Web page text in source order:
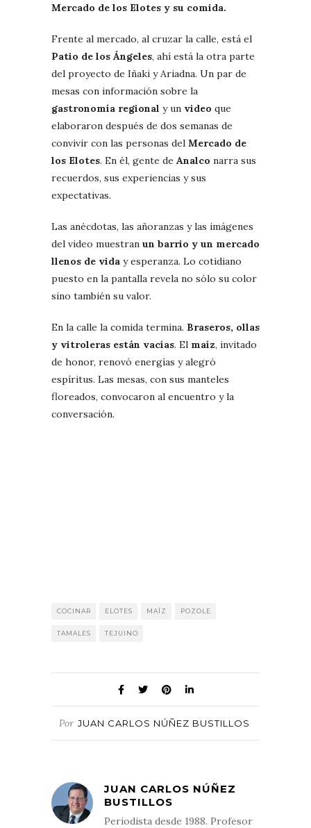
Mercado de los Elotes y su comida.
Frente al mercado, al cruzar la calle, está el
Patio de los Ángeles, ahí está la otra parte
del proyecto de Iñaki y Ariadna. Un par de
mesas con información sobre la
gastronomía regional y un video que
elaboraron después de dos semanas de
convivir con las personas del Mercado de
los Elotes. En él, gente de Analco narra sus
recuerdos, sus experiencias y sus
expectativas.
Las anécdotas, las añoranzas y las imágenes
del video muestran un barrio y un mercado
llenos de vida y esperanza. Lo cotidiano
puesto en la pantalla revela no sólo su color
sino también su valor.
En la calle la comida termina. Braseros, ollas
y vitroleras están vacías. El maíz, invitado
de honor, renovó energías y alegró
espíritus. Las mesas, con sus manteles
floreados, convocaron al encuentro y la
conversación.
COCINAR ELOTES MAÍZ POZOLE
TAMALES TEJUINO
Por JUAN CARLOS NÚÑEZ BUSTILLOS
JUAN CARLOS NÚÑEZ
BUSTILLOS
Periodista desde 1988. Profesor